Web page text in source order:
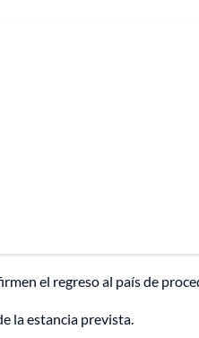
el regreso al país de
la estancia prevista.